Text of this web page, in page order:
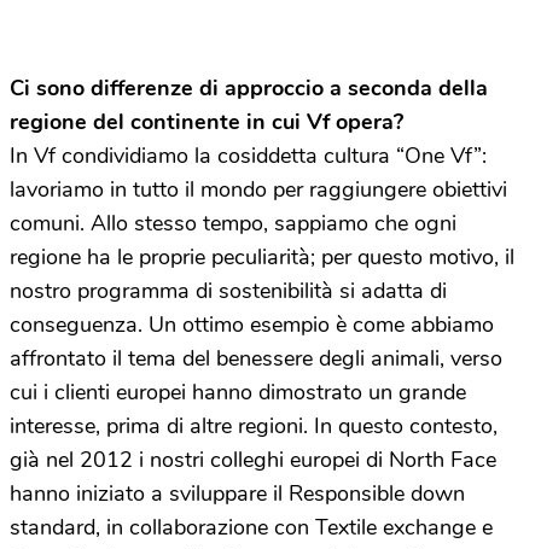
Ci sono differenze di approccio a seconda della
regione del continente in cui Vf opera?
In Vf condividiamo la cosiddetta cultura “One Vf”:
lavoriamo in tutto il mondo per raggiungere obiettivi
comuni. Allo stesso tempo, sappiamo che ogni
regione ha le proprie peculiarità; per questo motivo, il
nostro programma di sostenibilità si adatta di
conseguenza. Un ottimo esempio è come abbiamo
affrontato il tema del benessere degli animali, verso
cui i clienti europei hanno dimostrato un grande
interesse, prima di altre regioni. In questo contesto,
già nel 2012 i nostri colleghi europei di North Face
hanno iniziato a sviluppare il Responsible down
standard, in collaborazione con Textile exchange e